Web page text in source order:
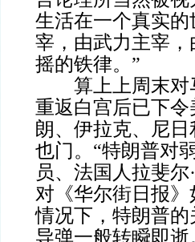
生活在一个真实
宰，由武力主宰
摇的铁律。”
算上上周末对
重返白宫后已下
朗、伊拉克、尼
也门。“特朗普对
员、法国人拉斐尔
对《华尔街日报
情况下，特朗普
导弹一般转瞬即